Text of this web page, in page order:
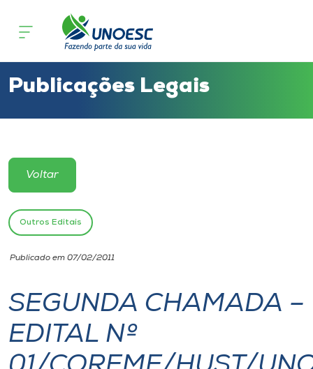
Cursos
Atendimento ao Estudante
Portal de Ensino
Unoesc
Internacionalização
I.nova
Publicações Legais
Voltar
Outros Editais
Publicado em 07/02/2011
SEGUNDA CHAMADA –
EDITAL Nº